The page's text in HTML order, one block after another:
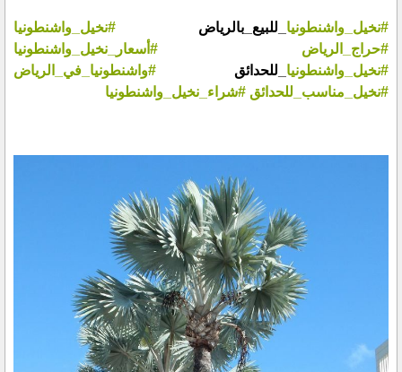
#نخيل_واشنطونيا _للبيع_بالرياض #نخيل_واشنطونيا
#حراج_الرياض
#أسعار_نخيل_واشنطونيا
#نخيل_واشنطونيا _للحدائق #واشنطونيا_في_الرياض
#نخيل_مناسب_للحدائق #شراء_نخيل_واشنطونيا